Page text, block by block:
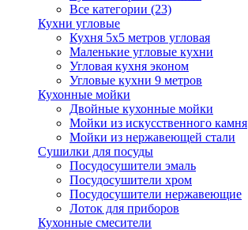
Все категории (23)
Кухни угловые
Кухня 5х5 метров угловая
Маленькие угловые кухни
Угловая кухня эконом
Угловые кухни 9 метров
Кухонные мойки
Двойные кухонные мойки
Мойки из искусственного камня
Мойки из нержавеющей стали
Сушилки для посуды
Посудосушители эмаль
Посудосушители хром
Посудосушители нержавеющие
Лоток для приборов
Кухонные смесители